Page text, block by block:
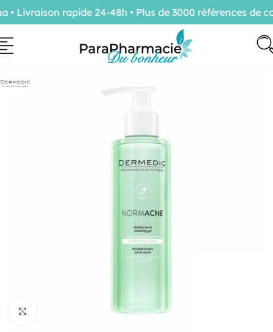
Cliquez pour agrandir
rapide 24-48h • Plus de 3000 références de